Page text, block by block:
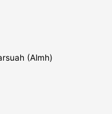
(Almh)